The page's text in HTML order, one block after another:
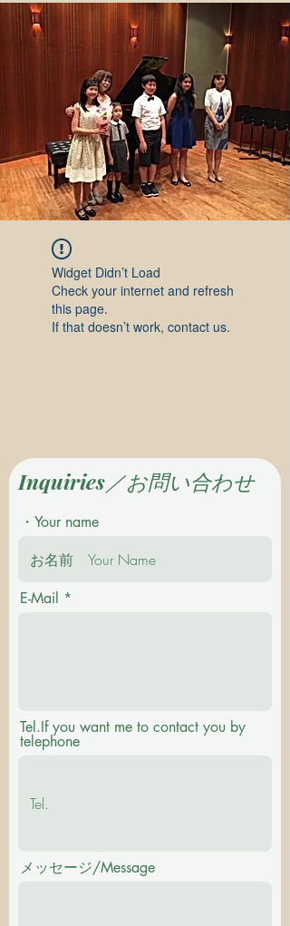
Widget Didn’t Load
Check your internet and refresh
this page.
If that doesn’t work, contact us.
Inquiries／お問い合わせ
・Your name
E-Mail
Tel.If you want me to contact you by
telephone
メッセージ/Message